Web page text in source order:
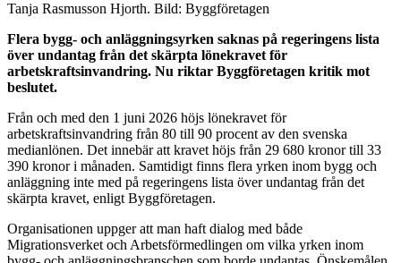
Tanja Rasmusson Hjorth. Bild: Byggföretagen
Flera bygg- och anläggningsyrken saknas på regeringens lista
över undantag från det skärpta lönekravet för
arbetskraftsinvandring. Nu riktar Byggföretagen kritik mot
beslutet.
Från och med den 1 juni 2026 höjs lönekravet för
arbetskraftsinvandring från 80 till 90 procent av den svenska
medianlönen. Det innebär att kravet höjs från 29 680 kronor till 33
390 kronor i månaden. Samtidigt finns flera yrken inom bygg och
anläggning inte med på regeringens lista över undantag från det
skärpta kravet, enligt Byggföretagen.
Organisationen uppger att man haft dialog med både
Migrationsverket och Arbetsförmedlingen om vilka yrken inom